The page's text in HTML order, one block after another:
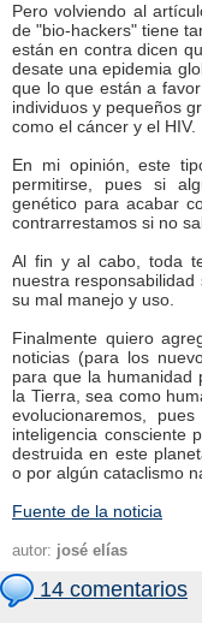
Pero volviendo al
de "bio-hackers" tiene
están en contra dicen
desate una epidemia
que lo que están a
individuos y pequeños
como el cáncer y el HIV.
En mi opinión, este
permitirse, pues si
genético para acabar
contrarrestamos si no
Al fin y al cabo, toda
nuestra
su mal manejo y uso.
Finalmente quiero
noticias (para los
para que la humanidad
la Tierra, sea como
evolucionaremos,
inteligencia consciente
destruida en este
o por algún cataclismo
Fuente de la noticia
autor: josé elías
14 comentarios